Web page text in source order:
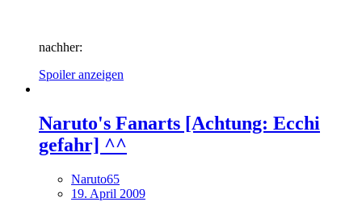
nachher:
Spoiler anzeigen
Naruto's Fanarts [Achtung: Ecchi
gefahr] ^^
Naruto65
19. April 2009